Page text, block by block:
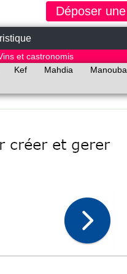
Déposer
et castronomis
Kef Mahdia Manouba